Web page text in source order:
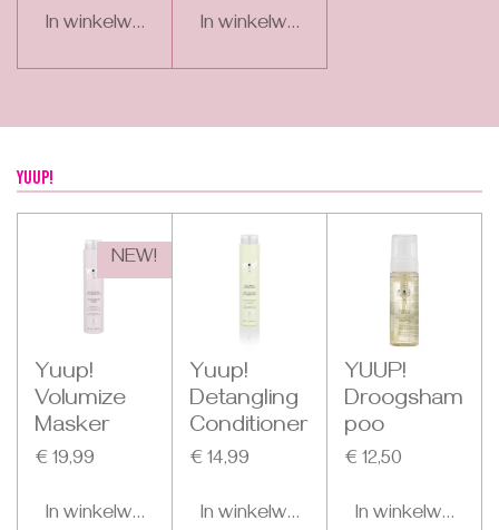
In winkelwagen In winkelwagen
YUUP!
NEW!
Yuup!
Volumize
Masker
€ 19,99
In winkelwagen
Yuup!
Detangling
Conditioner
€ 14,99
In winkelwagen
YUUP!
Droogsham
poo
€ 12,50
In winkelwagen